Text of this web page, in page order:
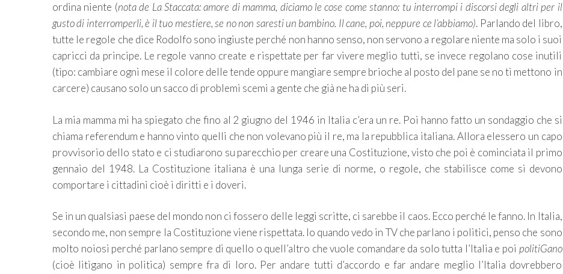
ordina niente (nota de La Staccata: amore di mamma, diciamo le cose come stanno: tu interrompi i discorsi degli altri per il
gusto di interromperli, è il tuo mestiere, se no non saresti un bambino. Il cane, poi, neppure ce l’abbiamo). Parlando del libro,
tutte le regole che dice Rodolfo sono ingiuste perché non hanno senso, non servono a regolare niente ma solo i suoi
capricci da principe. Le regole vanno create e rispettate per far vivere meglio tutti, se invece regolano cose inutili
(tipo: cambiare ogni mese il colore delle tende oppure mangiare sempre brioche al posto del pane se no ti mettono in
carcere) causano solo un sacco di problemi scemi a gente che già ne ha di più seri.
La mia mamma mi ha spiegato che fino al 2 giugno del 1946 in Italia c’era un re. Poi hanno fatto un sondaggio che si
chiama referendum e hanno vinto quelli che non volevano più il re, ma la repubblica italiana. Allora elessero un capo
provvisorio dello stato e ci studiarono su parecchio per creare una Costituzione, visto che poi è cominciata il primo
gennaio del 1948. La Costituzione italiana è una lunga serie di norme, o regole, che stabilisce come si devono
comportare i cittadini cioè i diritti e i doveri.
Se in un qualsiasi paese del mondo non ci fossero delle leggi scritte, ci sarebbe il caos. Ecco perché le fanno. In Italia,
secondo me, non sempre la Costituzione viene rispettata. Io quando vedo in TV che parlano i politici, penso che sono
molto noiosi perché parlano sempre di quello o quell’altro che vuole comandare da solo tutta l’Italia e poi politiGano
(cioè litigano in politica) sempre fra di loro. Per andare tutti d’accordo e far andare meglio l’Italia dovrebbero